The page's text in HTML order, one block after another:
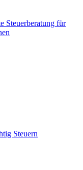
Steuerberatung für
Steuern